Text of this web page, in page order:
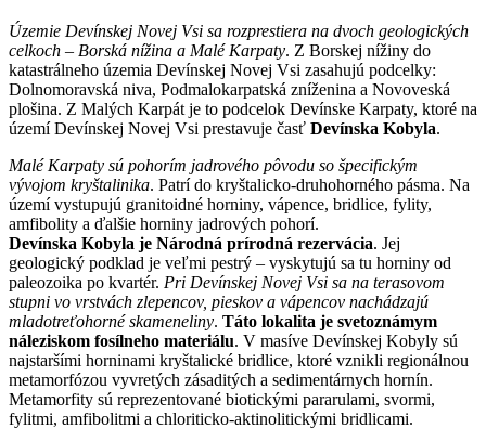
Územie Devínskej Novej Vsi sa rozprestiera na dvoch geologických
celkoch – Borská nížina a Malé Karpaty. Z Borskej nížiny do
katastrálneho územia Devínskej Novej Vsi zasahujú podcelky:
Dolnomoravská niva, Podmalokarpatská zníženina a Novoveská
plošina. Z Malých Karpát je to podcelok Devínske Karpaty, ktoré na
území Devínskej Novej Vsi prestavuje časť Devínska Kobyla.
Malé Karpaty sú pohorím jadrového pôvodu so špecifickým
vývojom kryštalinika. Patrí do kryštalicko-druhohorného pásma. Na
území vystupujú granitoidné horniny, vápence, bridlice, fylity,
amfibolity a ďalšie horniny jadrových pohorí.
Devínska Kobyla je Národná prírodná rezervácia. Jej
geologický podklad je veľmi pestrý – vyskytujú sa tu horniny od
paleozoika po kvartér. Pri Devínskej Novej Vsi sa na terasovom
stupni vo vrstvách zlepencov, pieskov a vápencov nachádzajú
mladotreťohorné skameneliny. Táto lokalita je svetoznámym
náleziskom fosílneho materiálu. V masíve Devínskej Kobyly sú
najstaršími horninami kryštalické bridlice, ktoré vznikli regionálnou
metamorfózou vyvretých zásaditých a sedimentárnych hornín.
Metamorfity sú reprezentované biotickými pararulami, svormi,
fylitmi, amfibolitmi a chloriticko-aktinolitickými bridlicami.